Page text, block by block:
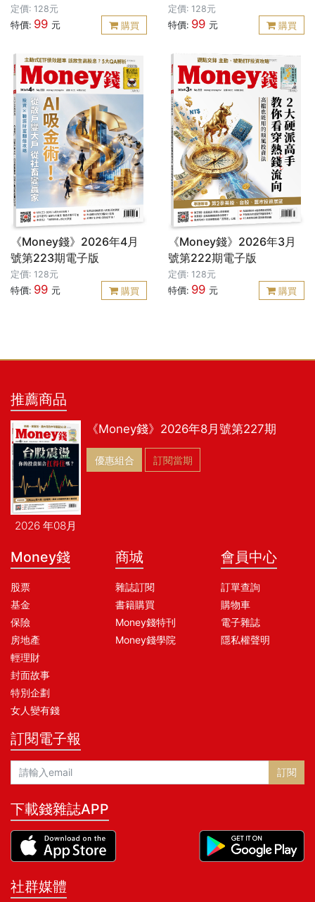
定價: 128元
特價: 99 元 購買
定價: 128元
特價: 99 元 購買
《Money錢》2026年4月
號第223期電子版
定價: 128元
特價: 99 元 購買
《Money錢》2026年3月
號第222期電子版
定價: 128元
特價: 99 元 購買
推薦商品
2026 年08月
《Money錢》2026年8月號第227期
優惠組合 訂閱當期
Money錢
股票
基金
保險
房地產
輕理財
封面故事
特別企劃
女人變有錢
商城
雜誌訂閱
書籍購買
Money錢特刊
Money錢學院
會員中心
訂單查詢
購物車
電子雜誌
隱私權聲明
訂閱電子報
訂閱
下載錢雜誌APP
社群媒體